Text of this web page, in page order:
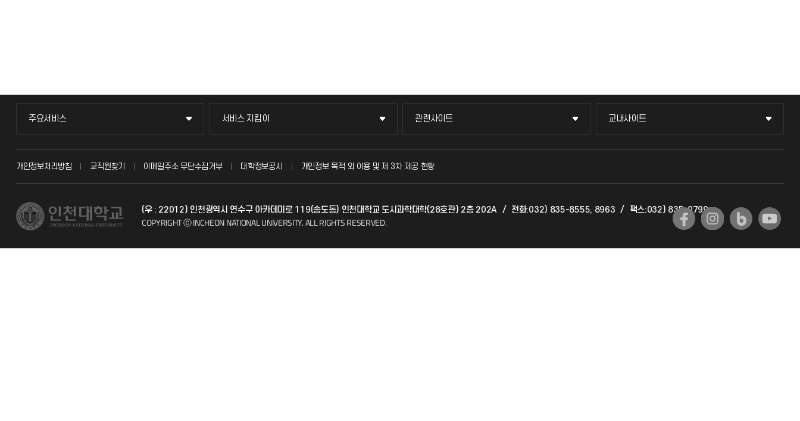
주요서비스
주요서비스
교무회의방송
시설예약
서비스 지킴이
서비스 지킴이
묻고 답하기
자주 묻는 질문(FAQ)
관련사이트
관련사이트
국방헬프콜
산학협력단
교내사이트
교내사이트
교수회
국제교류과
개인정보처리방침 교직원찾기 이메일주소 무단수집거부 대학정보공시 개인정보 목적 외 이용 및 제 3차 제공 현황
(우 : 22012) 인천광역시 연수구 아카데미로 119(송도동) 인천대학교 도시과학대학(28호관) 2층 202A / 전화:032) 835-8555, 8963 / 팩스:032) 835-0799
COPYRIGHT ⓒ INCHEON NATIONAL UNIVERSITY.ALL RIGHTS RESERVED.